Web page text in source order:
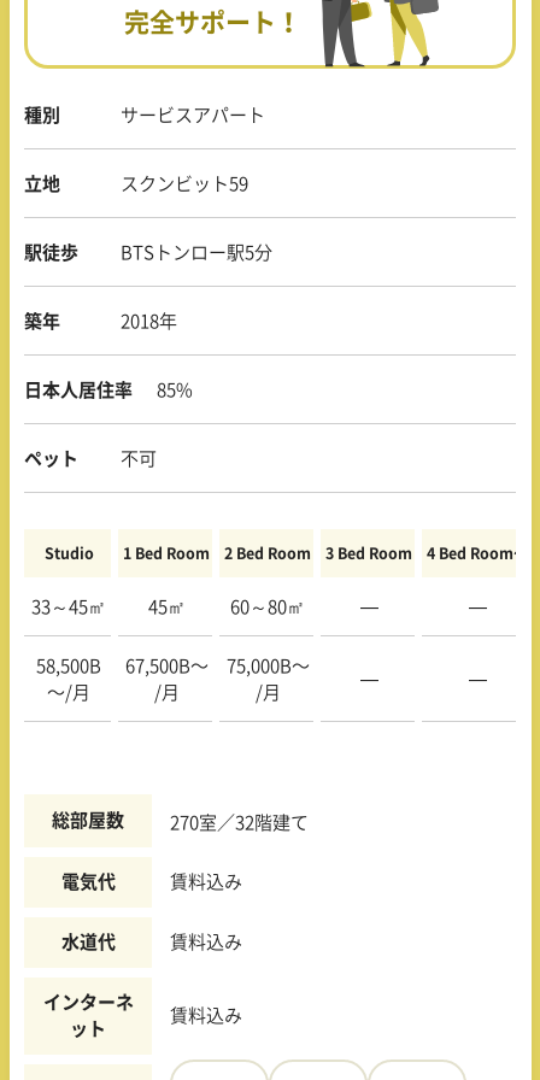
種別 サービスアパート
立地 スクンビット59
駅徒歩 BTSトンロー駅5分
築年 2018年
日本人居住率 85%
ペット 不可
完全サポート！
Studio 1 Bed Room 2 Bed Room 3 Bed Room 4 Bed Room〜
33～45㎡ 45㎡ 60～80㎡ — —
58,500B
〜/月
67,500B〜
/月
75,000B〜
/月
— —
総部屋数 270室／32階建て
電気代 賃料込み
水道代 賃料込み
インターネ
ット
賃料込み